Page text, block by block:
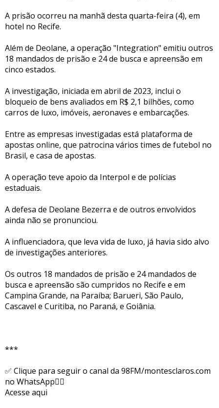
A prisão ocorreu na manhã desta quarta-feira (4), em
hotel no Recife.
Além de Deolane, a operação "Integration" emitiu outros
18 mandados de prisão e 24 de busca e apreensão em
cinco estados.
A investigação, iniciada em abril de 2023, inclui o
bloqueio de bens avaliados em R$ 2,1 bilhões, como
carros de luxo, imóveis, aeronaves e embarcações.
Entre as empresas investigadas está plataforma de
apostas online, que patrocina vários times de futebol no
Brasil, e casa de apostas.
A operação teve apoio da Interpol e de polícias
estaduais.
A defesa de Deolane Bezerra e de outros envolvidos
ainda não se pronunciou.
A influenciadora, que leva vida de luxo, já havia sido alvo
de investigações anteriores.
Os outros 18 mandados de prisão e 24 mandados de
busca e apreensão são cumpridos no Recife e em
Campina Grande, na Paraíba; Barueri, São Paulo,
Cascavel e Curitiba, no Paraná, e Goiânia.
***
✅ Clique para seguir o canal da 98FM/montesclaros.com
no WhatsApp👇🏻
Acesse aqui